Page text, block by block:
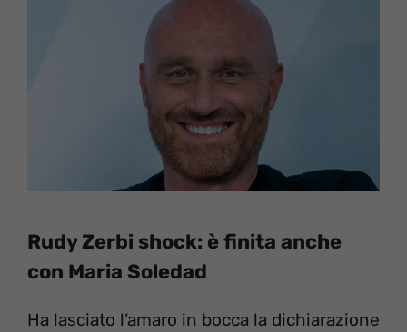
Rudy Zerbi shock: è finita anche
con Maria Soledad
Ha lasciato l’amaro in bocca la dichiarazione